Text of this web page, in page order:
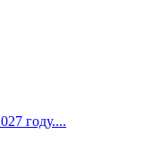
году....